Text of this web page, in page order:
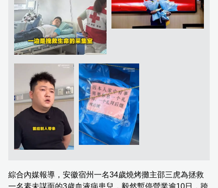
綜合內媒報導，安徽宿州一名34歲燒烤攤主邵三虎為拯救